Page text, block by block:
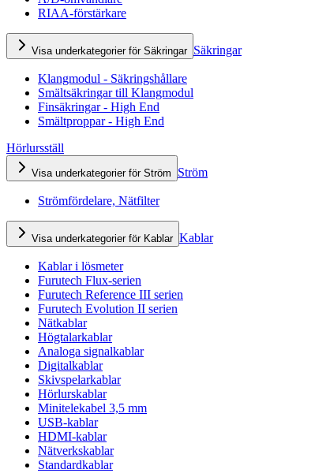
RIAA-förstärkare
Visa underkategorier för Säkringar Säkringar
Klangmodul - Säkringshållare
Smältsäkringar till Klangmodul
Finsäkringar - High End
Smältproppar - High End
Hörlursställ
Visa underkategorier för Ström Ström
Strömfördelare, Nätfilter
Visa underkategorier för Kablar Kablar
Kablar i lösmeter
Furutech Flux-serien
Furutech Reference III serien
Furutech Evolution II serien
Nätkablar
Högtalarkablar
Analoga signalkablar
Digitalkablar
Skivspelarkablar
Hörlurskablar
Minitelekabel 3,5 mm
USB-kablar
HDMI-kablar
Nätverkskablar
Standardkablar